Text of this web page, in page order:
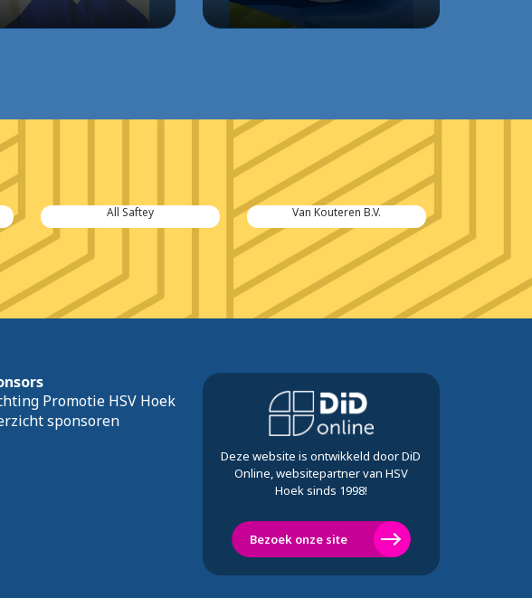
All Saftey Van Kouteren B.V.
Promotie HSV Hoek
sponsoren
Deze website is ontwikkeld door DiD
Online, websitepartner van HSV
Hoek sinds 1998!
Bezoek onze site